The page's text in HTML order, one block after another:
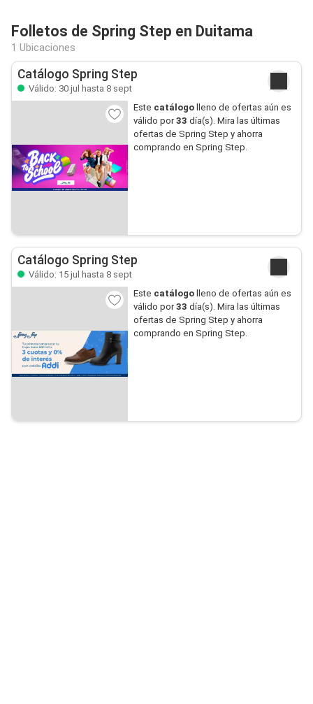
Folletos de Spring Step en Duitama
1 Ubicaciones
Catálogo Spring Step
Válido: 30 jul hasta 8 sept
Este catálogolleno de ofertas aún es
válido por33 día(s). Mira las últimas
ofertas de Spring Step y ahorra
comprando en Spring Step.
Catálogo Spring Step
Válido: 15 jul hasta 8 sept
Este catálogolleno de ofertas aún es
válido por33 día(s). Mira las últimas
ofertas de Spring Step y ahorra
comprando en Spring Step.